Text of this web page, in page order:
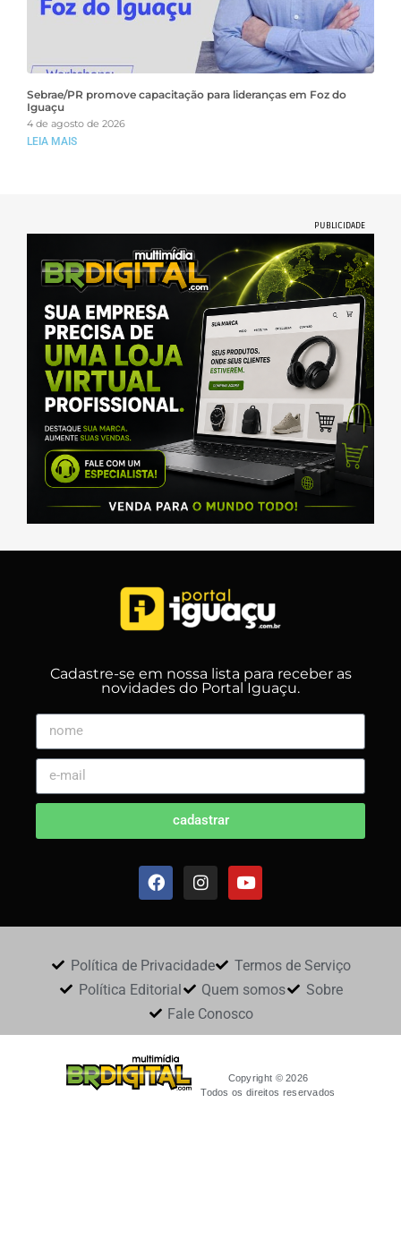
Sebrae/PR promove capacitação para lideranças em Foz do
Iguaçu
4 de agosto de 2026
LEIA MAIS
PUBLICIDADE
Cadastre-se em nossa lista para receber as
novidades do Portal Iguaçu.
cadastrar
Política de Privacidade
Termos de Serviço
Política Editorial
Quem somos
Sobre
Fale Conosco
Copyright © 2026
Todos os direitos reservados